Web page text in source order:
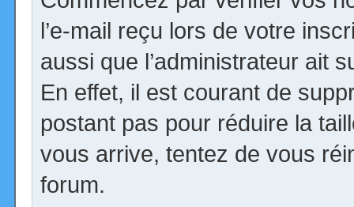
l’e-mail reçu lors de votre
aussi que l’administrateur ait
En effet, il est courant de
postant pas pour réduire la
vous arrive, tentez de vous
forum.